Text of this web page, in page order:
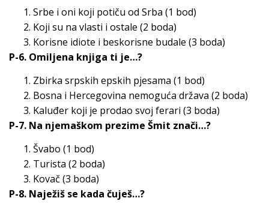
Srbe i oni koji potiču od Srba (1 bod)
Koji su na vlasti i ostale (2 boda)
Korisne idiote i beskorisne budale (3 boda)
P-6. Omiljena knjiga ti je…?
Zbirka srpskih epskih pjesama (1 bod)
Bosna i Hercegovina nemoguća država (2 boda)
Kaluđer koji je prodao svoj ferari (3 boda)
P-7. Na njemaškom prezime Šmit znači…?
Švabo (1 bod)
Turista (2 boda)
Kovač (3 boda)
P-8. Naježiš se kada čuješ…?